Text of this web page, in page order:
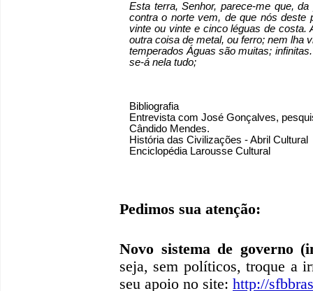
Esta terra, Senhor, parece-me que,
contra o norte vem, de que nós deste
vinte ou vinte e cinco léguas de costa.
outra coisa de metal, ou ferro; nem lha
temperados Águas são muitas;
se-á nela tudo;
Bibliografia
Entrevista com José Gonçalves,
Cândido Mendes.
História das Civilizações - Abril Cultural
Enciclopédia Larousse Cultural
Pedimos sua atenção:
Novo sistema de governo
seja, sem políticos, troque a
seu apoio no site: http://